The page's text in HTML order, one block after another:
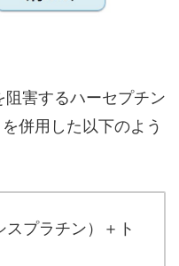
阻害するハーセプチン
併用した以下のよう
スプラチン）＋ト